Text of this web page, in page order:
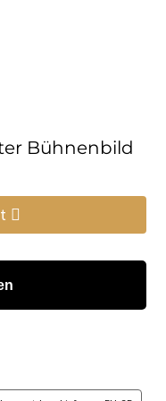
Bühnenbild